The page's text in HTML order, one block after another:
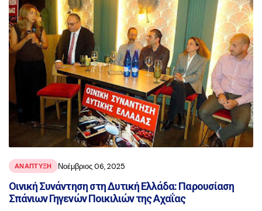
ΑΝΑΠΤΥΞΗ Νοέμβριος 06, 2025
Οινική Συνάντηση στη Δυτική Ελλάδα: Παρουσίαση
Σπάνιων Γηγενών Ποικιλιών της Αχαΐας